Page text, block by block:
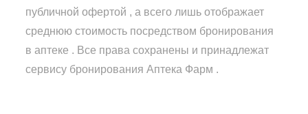
публичной офертой , а всего лишь отображает
среднюю стоимость посредством бронирования
в аптеке . Все права сохранены и принадлежат
сервису бронирования Аптека Фарм .